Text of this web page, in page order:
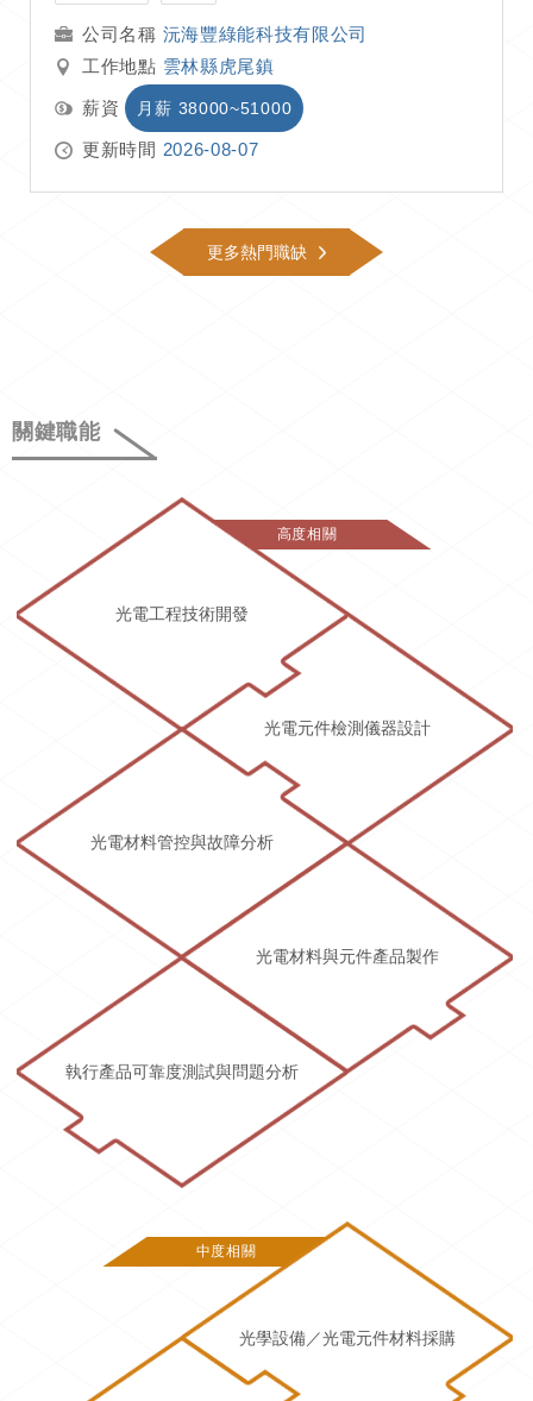
沅海豐綠能科技有限公司
工作地點 雲林縣虎尾鎮
薪資 月薪 38000~51000
更新時間 2026-08-07
更多熱門職缺
關鍵職能
高度相關
光電工程技術開發
光電元件檢測儀器設計
光電材料管控與故障分析
光電材料與元件產品製作
執行產品可靠度測試與問題分析
中度相關
光學設備／光電元件材料採購